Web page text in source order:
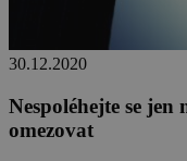
30.12.2020
Nespoléhejte se
omezovat